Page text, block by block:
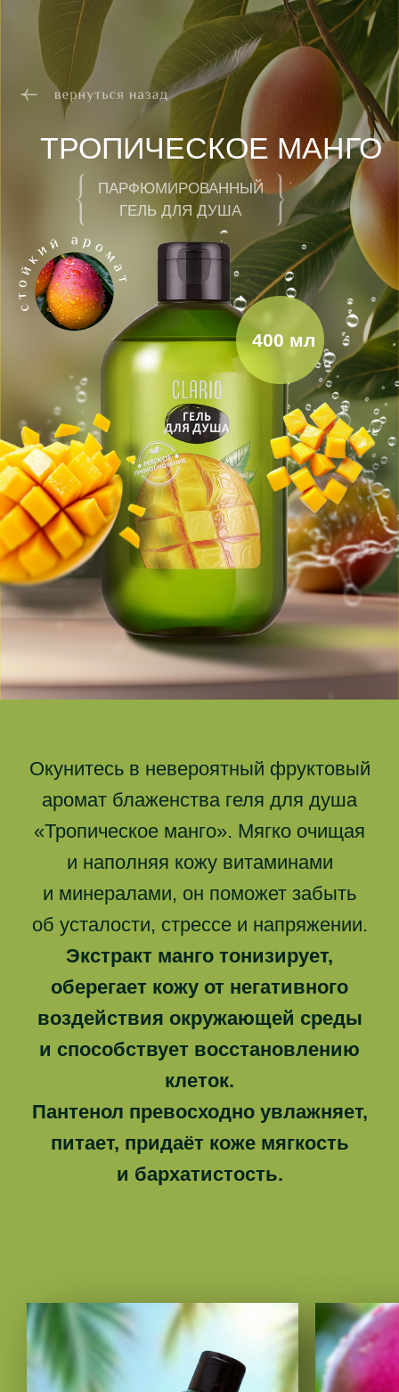
ПАРФЮМИРОВАННЫЙ
ГЕЛЬ ДЛЯ ДУША
ТРОПИЧЕСКОЕ МАНГО
400 мл
Окунитесь в невероятный фруктовый
аромат блаженства геля для душа
«Тропическое манго». Мягко очищая
и наполняя кожу витаминами
и минералами, он поможет забыть
об усталости, стрессе и напряжении.
Экстракт манго тонизирует,
оберегает кожу от негативного
воздействия окружающей среды
и способствует восстановлению
клеток.
Пантенол превосходно увлажняет,
питает, придаёт коже мягкость
и бархатистость.